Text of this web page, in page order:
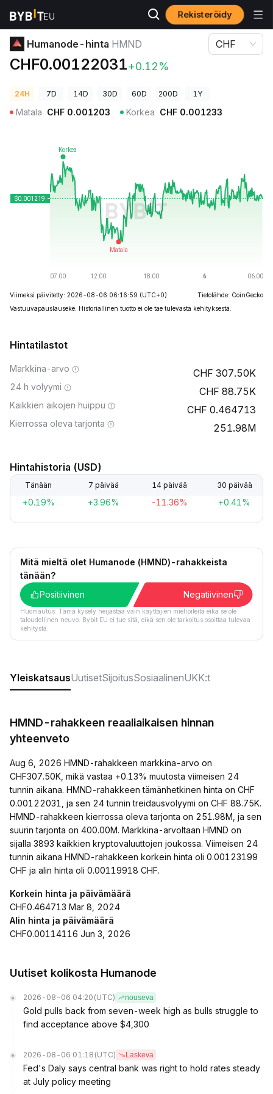
Rekisteröidy
Kryptohinnat Humanode-hinta HMND
Humanode-hinta HMND
CHF0.00122031+0.12%
CHF
24H 7D 14D 30D 60D 200D 1Y
Matala CHF 0.001203 Korkea CHF 0.001233
Viimeksi päivitetty: 2026-08-06 06:16:59 (UTC+0)
Tietolähde: CoinGecko
Vastuuvapauslauseke: Historiallinen tuotto ei ole tae tulevasta kehityksestä.
Hintatilastot
Markkina-arvo 307.50K
24 h volyymi 88.75K
Kaikkien aikojen huippu 0.464713
Kierrossa oleva tarjonta 251.98M
Hintahistoria (USD)
Tänään 7 päivää 14 päivää 30 päivää
+0.19% +3.96% -11.36% +0.41%
Mitä mieltä olet Humanode (HMND)-rahakkeista
tänään?
Positiivinen
Negatiivinen
Huomautus: Tämä kysely heijastaa vain käyttäjien mielipiteitä eikä se ole
taloudellinen neuvo. Bybit EU ei tue sitä, eikä sen ole tarkoitus osoittaa tulevaa
kehitystä.
YleiskatsausUutisetSijoitusSosiaalinenUKK:t
HMND-rahakkeen reaaliaikaisen hinnan
yhteenveto
Aug 6, 2026 HMND-rahakkeen markkina-arvo on
CHF307.50K, mikä vastaa +0.13% muutosta viimeisen 24
tunnin aikana. HMND-rahakkeen tämänhetkinen hinta on CHF
0.00122031, ja sen 24 tunnin treidausvolyymi on CHF 88.75K.
HMND-rahakkeen kierrossa oleva tarjonta on 251.98M, ja sen
suurin tarjonta on 400.00M. Markkina-arvoltaan HMND on
sijalla 3893 kaikkien kryptovaluuttojen joukossa. Viimeisen 24
tunnin aikana HMND-rahakkeen korkein hinta oli 0.00123199
CHF ja alin hinta oli 0.00119918 CHF.
Korkein hinta ja päivämäärä
CHF0.464713 Mar 8, 2024
Alin hinta ja päivämäärä
CHF0.00114116 Jun 3, 2026
Uutiset kolikosta Humanode
2026-08-06 04:20 (UTC) nouseva
Gold pulls back from seven-week high as bulls struggle to
find acceptance above $4,300
2026-08-06 01:18 (UTC) Laskeva
Fed's Daly says central bank was right to hold rates steady
at July policy meeting